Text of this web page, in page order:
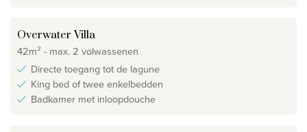
Overwater Villa
42m² - max. 2 volwassenen
Directe toegang tot de lagune
King bed of twee enkelbedden
Badkamer met inloopdouche